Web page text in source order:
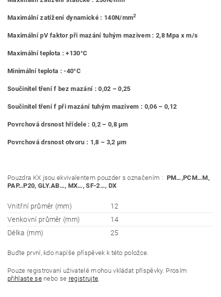
Maximální zatížení dynamické : 140N/mm2
Maximální pV faktor při mazání tuhým mazivem : 2,8 Mpa x m/s
Maximální teplota : +130°C
Minimální teplota : -40°C
Součinitel tření f bez mazání : 0,02 – 0,25
Součinitel tření f při mazání tuhým mazivem : 0,06 – 0,12
Povrchová drsnost hřídele : 0,2 – 0,8 μm
Povrchová drsnost otvoru : 1,8 – 3,2 μm
Pouzdra KX jsou ekvivalentem pouzder s označením : PM…,PCM…M,
PAP…P20, GLY.AB…, MX…, SF-2…, DX
Vnitřní průměr (mm)
12
Venkovní průměr (mm)
14
Délka (mm)
25
Buďte první, kdo napíše příspěvek k této položce.
Pouze registrovaní uživatelé mohou vkládat příspěvky. Prosím
přihlaste senebo se registrujte.